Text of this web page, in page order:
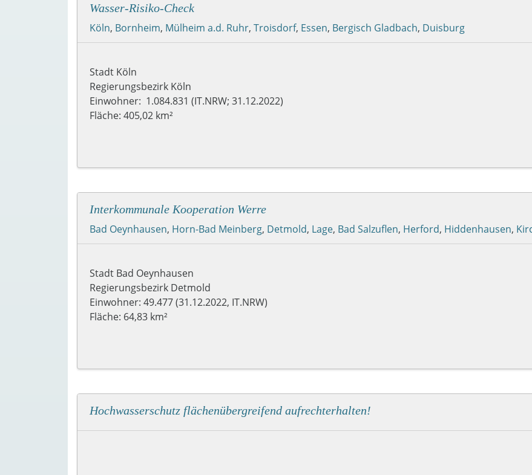
Wasser-Risiko-Check
Köln, Bornheim, Mülheim a.d. Ruhr, Troisdorf, Essen, Bergisch Gladbach, Duisburg
Stadt Köln
Regierungsbezirk Köln
Einwohner: 1.084.831 (IT.NRW; 31.12.2022)
Fläche: 405,02 km²
Interkommunale Kooperation Werre
Bad Oeynhausen, Horn-Bad Meinberg, Detmold, Lage, Bad Salzuflen, Herford, Hiddenhausen,
Stadt Bad Oeynhausen
Regierungsbezirk Detmold
Einwohner: 49.477 (31.12.2022, IT.NRW)
Fläche: 64,83 km²
Hochwasserschutz flächenübergreifend aufrechterhalten!